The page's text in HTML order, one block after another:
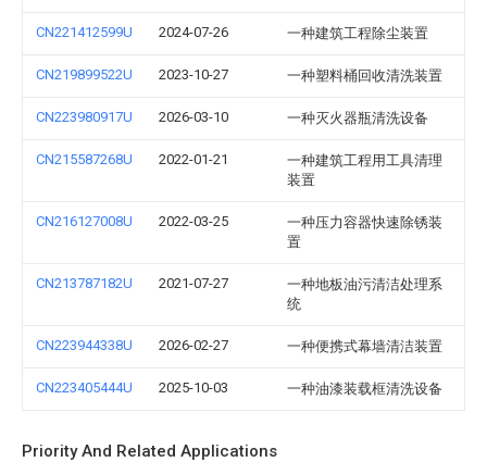
CN221412599U 2024-07-26 一种建筑工程除尘装置
CN219899522U 2023-10-27 一种塑料桶回收清洗装置
CN223980917U 2026-03-10 一种灭火器瓶清洗设备
CN215587268U 2022-01-21
一种建筑工程用工具清理
装置
CN216127008U 2022-03-25
一种压力容器快速除锈装
置
CN213787182U 2021-07-27
一种地板油污清洁处理系
统
CN223944338U 2026-02-27 一种便携式幕墙清洁装置
CN223405444U 2025-10-03 一种油漆装载框清洗设备
Priority And Related Applications